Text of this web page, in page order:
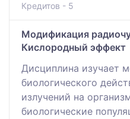
Кредитов - 5
Модификация
Кислородный эффект
Дисциплина изучает
биологического
излучений на
биологические